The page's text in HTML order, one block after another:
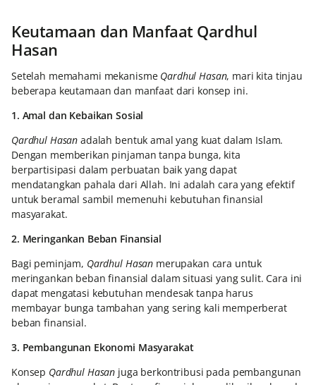
Keutamaan dan Manfaat Qardhul
Hasan
Setelah memahami mekanisme Qardhul Hasan, mari kita tinjau
beberapa keutamaan dan manfaat dari konsep ini.
1. Amal dan Kebaikan Sosial
Qardhul Hasan adalah bentuk amal yang kuat dalam Islam.
Dengan memberikan pinjaman tanpa bunga, kita
berpartisipasi dalam perbuatan baik yang dapat
mendatangkan pahala dari Allah. Ini adalah cara yang efektif
untuk beramal sambil memenuhi kebutuhan finansial
masyarakat.
2. Meringankan Beban Finansial
Bagi peminjam, Qardhul Hasan merupakan cara untuk
meringankan beban finansial dalam situasi yang sulit. Cara ini
dapat mengatasi kebutuhan mendesak tanpa harus
membayar bunga tambahan yang sering kali memperberat
beban finansial.
3. Pembangunan Ekonomi Masyarakat
Konsep Qardhul Hasan juga berkontribusi pada pembangunan